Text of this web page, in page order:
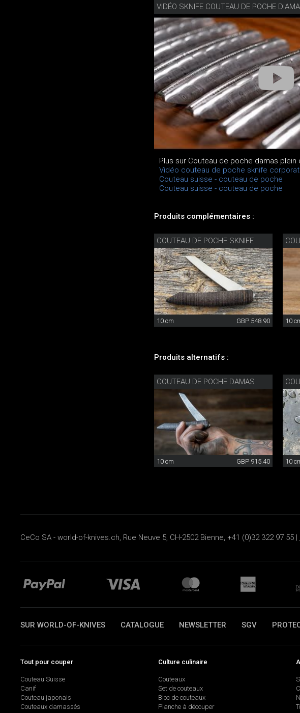
VIDÉO SKNIFE COUTEAU DE POCHE
Plus sur Couteau de poche damas plein
Vidéo couteau de poche sknife
Couteau suisse - couteau de poche
Couteau suisse - couteau de poche
Produits complémentaires :
COUTEAU DE POCHE SKNIFE
10 cm GBP 548.90 10
Produits alternatifs :
COUTEAU DE POCHE DAMAS
10 cm GBP 915.40 10
CeCo SA - world-of-knives.ch, Rue Neuve 5, CH-2502 Bienne, +41 (0)32 322 97 55 |
SUR WORLD-OF-KNIVES CATALOGUE NEWSLETTER SGV
Tout pour couper
Couteau Suisse
Canif
Couteau japonais
Couteaux damassés
Culture culinaire
Couteaux
Set de couteaux
Bloc de couteaux
Planche à découper